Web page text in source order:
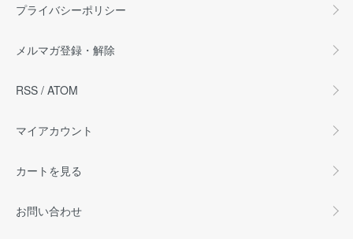
プライバシーポリシー
メルマガ登録・解除
RSS / ATOM
マイアカウント
カートを見る
お問い合わせ